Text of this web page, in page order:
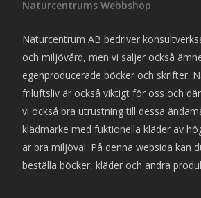
Naturcentrums Webbshop
Naturcentrum AB bedriver
och miljövård, men vi säljer också
egenproducerade böcker och skrifter.
friluftsliv är också viktigt för oss och
vi också bra utrustning till dessa
klädmärke med fuktionella kläder av
är bra miljöval. På denna websida kan
beställa böcker, kläder och andra